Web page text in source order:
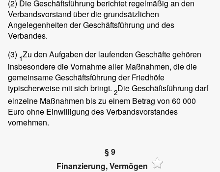
(2) Die Geschäftsführung berichtet regelmäßig an den
Verbandsvorstand über die grundsätzlichen
Angelegenheiten der Geschäftsführung und des
Verbandes.
(3) 1Zu den Aufgaben der laufenden Geschäfte gehören
insbesondere die Vornahme aller Maßnahmen, die die
gemeinsame Geschäftsführung der Friedhöfe
typischerweise mit sich bringt. 2Die Geschäftsführung darf
einzelne Maßnahmen bis zu einem Betrag von 60 000
Euro ohne Einwilligung des Verbandsvorstandes
vornehmen.
§ 9
Finanzierung, Vermögen